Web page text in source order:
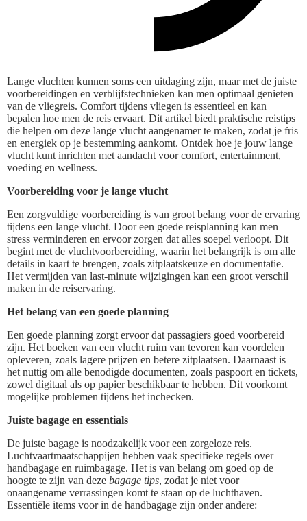
Lange vluchten kunnen soms een uitdaging zijn, maar met de juiste
voorbereidingen en verblijfstechnieken kan men optimaal genieten
van de vliegreis. Comfort tijdens vliegen is essentieel en kan
bepalen hoe men de reis ervaart. Dit artikel biedt praktische reistips
die helpen om deze lange vlucht aangenamer te maken, zodat je fris
en energiek op je bestemming aankomt. Ontdek hoe je jouw lange
vlucht kunt inrichten met aandacht voor comfort, entertainment,
voeding en wellness.
Voorbereiding voor je lange vlucht
Een zorgvuldige voorbereiding is van groot belang voor de ervaring
tijdens een lange vlucht. Door een goede reisplanning kan men
stress verminderen en ervoor zorgen dat alles soepel verloopt. Dit
begint met de vluchtvoorbereiding, waarin het belangrijk is om alle
details in kaart te brengen, zoals zitplaatskeuze en documentatie.
Het vermijden van last-minute wijzigingen kan een groot verschil
maken in de reiservaring.
Het belang van een goede planning
Een goede planning zorgt ervoor dat passagiers goed voorbereid
zijn. Het boeken van een vlucht ruim van tevoren kan voordelen
opleveren, zoals lagere prijzen en betere zitplaatsen. Daarnaast is
het nuttig om alle benodigde documenten, zoals paspoort en tickets,
zowel digitaal als op papier beschikbaar te hebben. Dit voorkomt
mogelijke problemen tijdens het inchecken.
Juiste bagage en essentials
De juiste bagage is noodzakelijk voor een zorgeloze reis.
Luchtvaartmaatschappijen hebben vaak specifieke regels over
handbagage en ruimbagage. Het is van belang om goed op de
hoogte te zijn van deze bagage tips, zodat je niet voor
onaangename verrassingen komt te staan op de luchthaven.
Essentiële items voor in de handbagage zijn onder andere: